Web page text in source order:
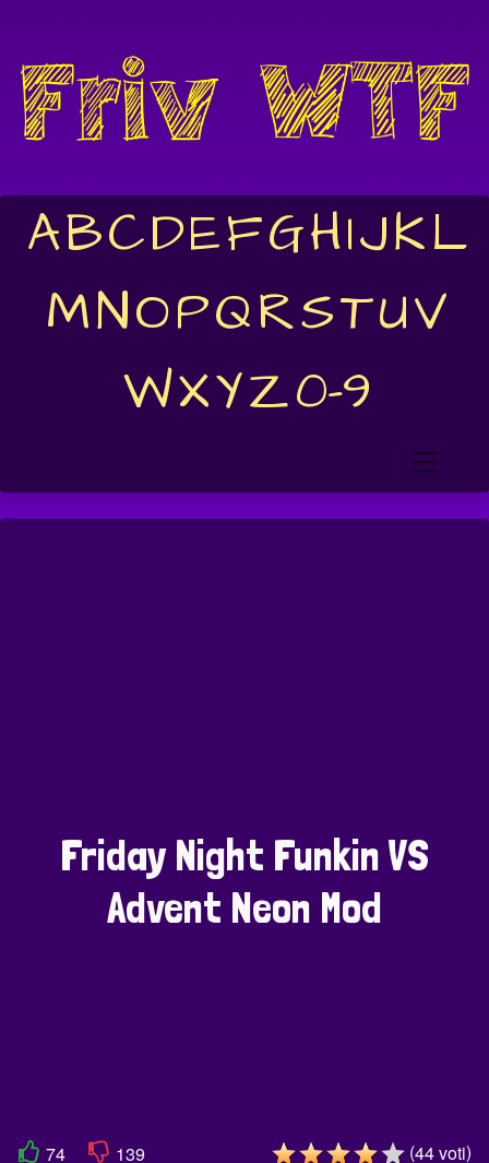
ABCDEFGHIJKL
MNOPQRSTUV
WXYZ0-9
Friday Night Funkin VS
Advent Neon Mod
74 139 (44voti)